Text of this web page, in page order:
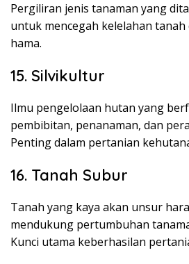
Pergiliran jenis tanaman yang
untuk mencegah kelelahan
hama.
15. Silvikultur
Ilmu pengelolaan hutan yang
pembibitan, penanaman, dan
Penting dalam pertanian
16. Tanah Subur
Tanah yang kaya akan unsur
mendukung pertumbuhan
Kunci utama keberhasilan